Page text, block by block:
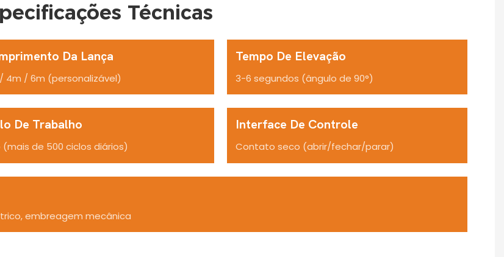
Técnicas
Da Lança
4m / 6m (personalizável)
Tempo De Elevação
3-6 segundos (ângulo de 90°)
De Trabalho
(mais de 500 ciclos diários)
Interface De Controle
Contato seco (abrir/fechar/parar)
embreagem mecânica